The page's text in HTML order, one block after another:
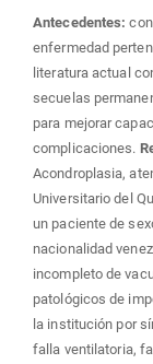
Antecedentes:
enfermedad
literatura actual
secuelas
para mejorar
complicaciones.
Acondroplasia,
Universitario del
un paciente de
nacionalidad
incompleto de
patológicos de
la institución por
falla ventilatoria,